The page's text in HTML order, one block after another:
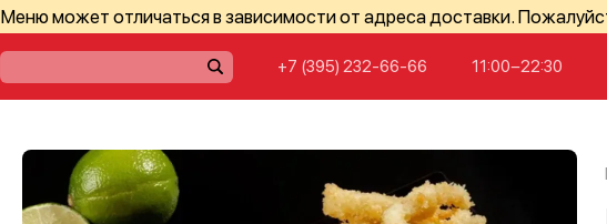
Меню может отличаться в зависимости от адреса доставки.
+7 (395) 232-66-66 11:00−22:30